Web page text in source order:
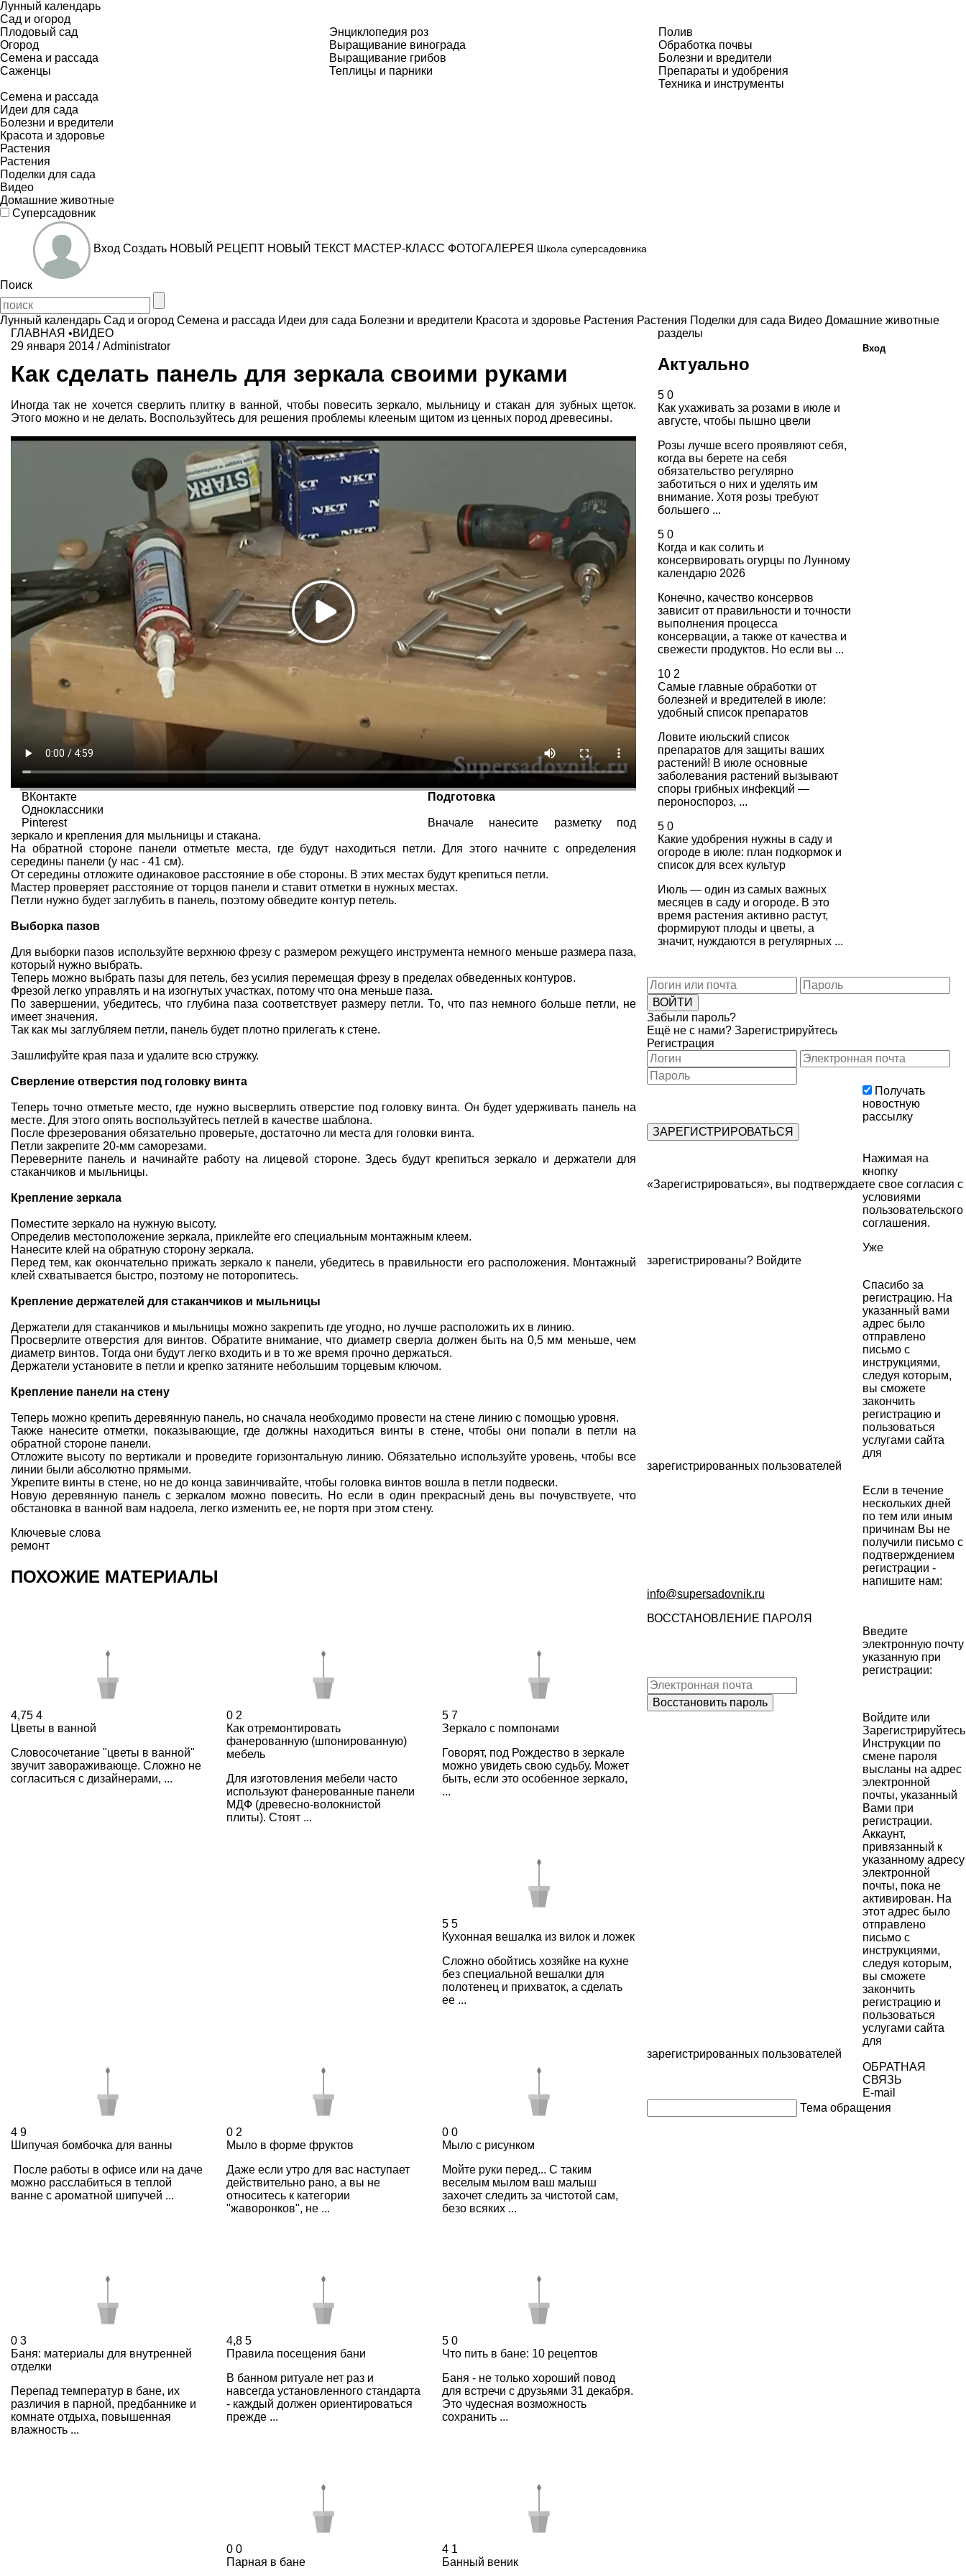
Лунный календарь
Сад и огород
Плодовый сад
Огород
Семена и рассада
Саженцы
Энциклопедия роз
Выращивание винограда
Выращивание грибов
Теплицы и парники
Полив
Обработка почвы
Болезни и вредители
Препараты и удобрения
Техника и инструменты
Семена и рассада
Идеи для сада
Болезни и вредители
Красота и здоровье
Растения
Растения
Поделки для сада
Видео
Домашние животные
Суперсадовник
Вход Создать НОВЫЙ РЕЦЕПТ НОВЫЙ ТЕКСТ МАСТЕР-КЛАСС ФОТОГАЛЕРЕЯ Школа суперсадовника
Поиск
Лунный календарь Сад и огород Семена и рассада Идеи для сада Болезни и вредители Красота и здоровье Растения Растения Поделки для сада Видео Домашние животные
ГЛАВНАЯ •ВИДЕО
29 января 2014 /Administrator
Как сделать панель для зеркала своими руками
Иногда так не хочется сверлить плитку в ванной, чтобы повесить зеркало, мыльницу и стакан для зубных щеток.
Этого можно и не делать. Воспользуйтесь для решения проблемы клееным щитом из ценных пород древесины.
ВКонтакте
Одноклассники
Pinterest
Подготовка
Вначале нанесите разметку под
зеркало и крепления для мыльницы и стакана.
На обратной стороне панели отметьте места, где будут находиться петли. Для этого начните с определения
середины панели (у нас - 41 см).
От середины отложите одинаковое расстояние в обе стороны. В этих местах будут крепиться петли.
Мастер проверяет расстояние от торцов панели и ставит отметки в нужных местах.
Петли нужно будет заглубить в панель, поэтому обведите контур петель.
Выборка пазов
Для выборки пазов используйте верхнюю фрезу с размером режущего инструмента немного меньше размера паза,
который нужно выбрать.
Теперь можно выбрать пазы для петель, без усилия перемещая фрезу в пределах обведенных контуров.
Фрезой легко управлять и на изогнутых участках, потому что она меньше паза.
По завершении, убедитесь, что глубина паза соответствует размеру петли. То, что паз немного больше петли, не
имеет значения.
Так как мы заглубляем петли, панель будет плотно прилегать к стене.
Зашлифуйте края паза и удалите всю стружку.
Сверление отверстия под головку винта
Теперь точно отметьте место, где нужно высверлить отверстие под головку винта. Он будет удерживать панель на
месте. Для этого опять воспользуйтесь петлей в качестве шаблона.
После фрезерования обязательно проверьте, достаточно ли места для головки винта.
Петли закрепите 20-мм саморезами.
Переверните панель и начинайте работу на лицевой стороне. Здесь будут крепиться зеркало и держатели для
стаканчиков и мыльницы.
Крепление зеркала
Поместите зеркало на нужную высоту.
Определив местоположение зеркала, приклейте его специальным монтажным клеем.
Нанесите клей на обратную сторону зеркала.
Перед тем, как окончательно прижать зеркало к панели, убедитесь в правильности его расположения. Монтажный
клей схватывается быстро, поэтому не поторопитесь.
Крепление держателей для стаканчиков и мыльницы
Держатели для стаканчиков и мыльницы можно закрепить где угодно, но лучше расположить их в линию.
Просверлите отверстия для винтов. Обратите внимание, что диаметр сверла должен быть на 0,5 мм меньше, чем
диаметр винтов. Тогда они будут легко входить и в то же время прочно держаться.
Держатели установите в петли и крепко затяните небольшим торцевым ключом.
Крепление панели на стену
Теперь можно крепить деревянную панель, но сначала необходимо провести на стене линию с помощью уровня.
Также нанесите отметки, показывающие, где должны находиться винты в стене, чтобы они попали в петли на
обратной стороне панели.
Отложите высоту по вертикали и проведите горизонтальную линию. Обязательно используйте уровень, чтобы все
линии были абсолютно прямыми.
Укрепите винты в стене, но не до конца завинчивайте, чтобы головка винтов вошла в петли подвески.
Новую деревянную панель с зеркалом можно повесить. Но если в один прекрасный день вы почувствуете, что
обстановка в ванной вам надоела, легко изменить ее, не портя при этом стену.
Ключевые слова
ремонт
ПОХОЖИЕ МАТЕРИАЛЫ
4,75 4
Цветы в ванной
Словосочетание "цветы в ванной"
звучит завораживающе. Сложно не
согласиться с дизайнерами, ...
0 2
Как отремонтировать
фанерованную (шпонированную)
мебель
Для изготовления мебели часто
используют фанерованные панели
МДФ (древесно-волокнистой
плиты). Стоят ...
5 7
Зеркало с помпонами
Говорят, под Рождество в зеркале
можно увидеть свою судьбу. Может
быть, если это особенное зеркало,
...
5 5
Кухонная вешалка из вилок и ложек
Сложно обойтись хозяйке на кухне
без специальной вешалки для
полотенец и прихваток, а сделать
ее ...
4 9
Шипучая бомбочка для ванны
После работы в офисе или на даче
можно расслабиться в теплой
ванне с ароматной шипучей ...
0 2
Мыло в форме фруктов
Даже если утро для вас наступает
действительно рано, а вы не
относитесь к категории
"жаворонков", не ...
0 0
Мыло с рисунком
Мойте руки перед... С таким
веселым мылом ваш малыш
захочет следить за чистотой сам,
безо всяких ...
0 3
Баня: материалы для внутренней
отделки
Перепад температур в бане, их
различия в парной, предбаннике и
комнате отдыха, повышенная
влажность ...
4,8 5
Правила посещения бани
В банном ритуале нет раз и
навсегда установленного стандарта
- каждый должен ориентироваться
прежде ...
5 0
Что пить в бане: 10 рецептов
Баня - не только хороший повод
для встречи с друзьями 31 декабря.
Это чудесная возможность
сoхранить ...
0 0
Парная в бане
4 1
Банный веник
разделы
Актуально
5 0
Как ухаживать за розами в июле и
августе, чтобы пышно цвели
Розы лучше всего проявляют себя,
когда вы берете на себя
обязательство регулярно
заботиться о них и уделять им
внимание. Хотя розы требуют
большего ...
5 0
Когда и как солить и
консервировать огурцы по Лунному
календарю 2026
Конечно, качество консервов
зависит от правильности и точности
выполнения процесса
консервации, а также от качества и
свежести продуктов. Но если вы ...
10 2
Самые главные обработки от
болезней и вредителей в июле:
удобный список препаратов
Ловите июльский список
препаратов для защиты ваших
растений! В июле основные
заболевания растений вызывают
споры грибных инфекций —
пероноспороз, ...
5 0
Какие удобрения нужны в саду и
огороде в июле: план подкормок и
список для всех культур
Июль — один из самых важных
месяцев в саду и огороде. В это
время растения активно растут,
формируют плоды и цветы, а
значит, нуждаются в регулярных ...
Вход
Забыли пароль?
Ещё не с нами? Зарегистрируйтесь
Регистрация
Получать
новостную
рассылку
Нажимая на
кнопку
«Зарегистрироваться», вы подтверждаете свое согласия с
условиями
пользовательского
соглашения.
Уже
зарегистрированы? Войдите
Спасибо за
регистрацию. На
указанный вами
адрес было
отправлено
письмо с
инструкциями,
следуя которым,
вы сможете
закончить
регистрацию и
пользоваться
услугами сайта
для
зарегистрированных пользователей
Если в течение
нескольких дней
по тем или иным
причинам Вы не
получили письмо с
подтверждением
регистрации -
напишите нам:
info@supersadovnik.ru
ВОССТАНОВЛЕНИЕ ПАРОЛЯ
Введите
электронную почту
указанную при
регистрации:
Войдите или
Зарегистрируйтесь
Инструкции по
смене пароля
высланы на адрес
электронной
почты, указанный
Вами при
регистрации.
Аккаунт,
привязанный к
указанному адресу
электронной
почты, пока не
активирован. На
этот адрес было
отправлено
письмо с
инструкциями,
следуя которым,
вы сможете
закончить
регистрацию и
пользоваться
услугами сайта
для
зарегистрированных пользователей
ОБРАТНАЯ
СВЯЗЬ
E-mail
Тема обращения